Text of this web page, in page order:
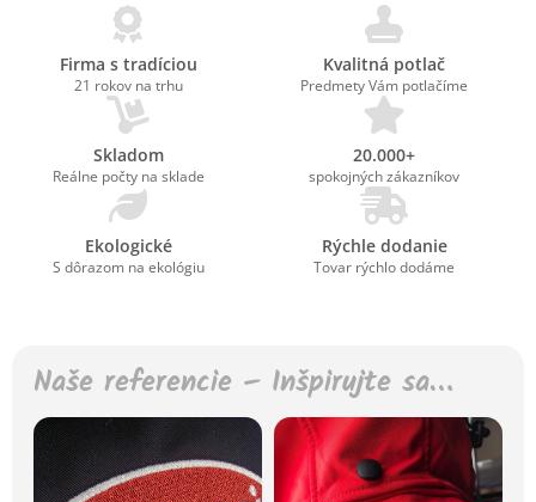
Firma s tradíciou
21 rokov na trhu
Kvalitná potlač
Predmety Vám potlačíme
Skladom
Reálne počty na sklade
20.000+
spokojných zákazníkov
Ekologické
S dôrazom na ekológiu
Rýchle dodanie
Tovar rýchlo dodáme
Naše referencie – Inšpirujte sa…